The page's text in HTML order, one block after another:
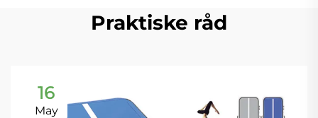
Praktiske råd
16
May